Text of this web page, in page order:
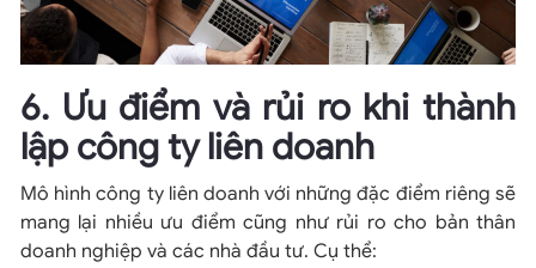
6. Ưu điểm và rủi ro khi thành
lập công ty liên doanh
Mô hình công ty liên doanh với những đặc điểm riêng sẽ
mang lại nhiều ưu điểm cũng như rủi ro cho bản thân
doanh nghiệp và các nhà đầu tư. Cụ thể: